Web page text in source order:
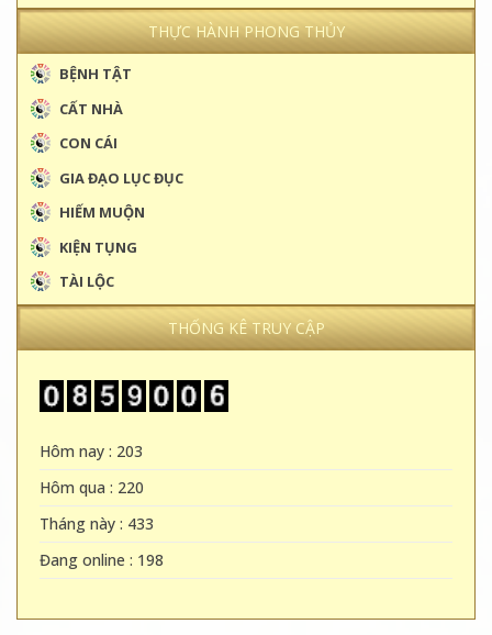
THỰC HÀNH PHONG THỦY
BỆNH TẬT
CẤT NHÀ
CON CÁI
GIA ĐẠO LỤC ĐỤC
HIẾM MUỘN
KIỆN TỤNG
TÀI LỘC
THỐNG KÊ TRUY CẬP
Hôm nay : 203
Hôm qua : 220
Tháng này : 433
Đang online : 198